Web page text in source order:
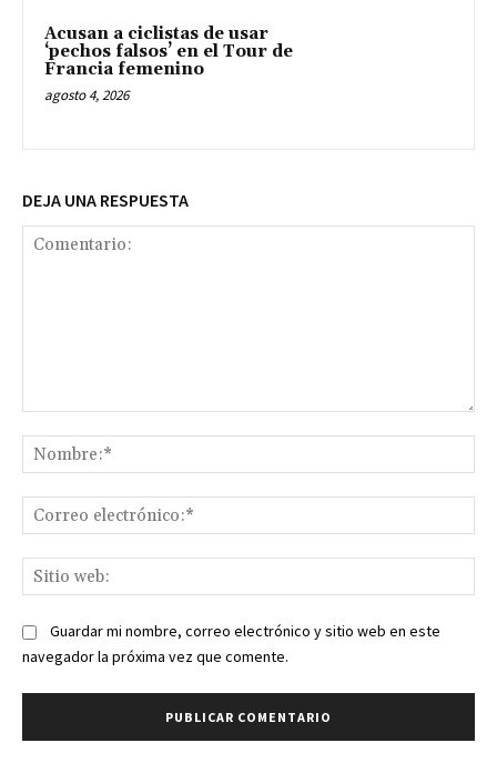
Acusan a ciclistas de usar
‘pechos falsos’ en el Tour de
Francia femenino
agosto 4, 2026
DEJA UNA RESPUESTA
Guardar mi nombre, correo electrónico y sitio web en este
navegador la próxima vez que comente.